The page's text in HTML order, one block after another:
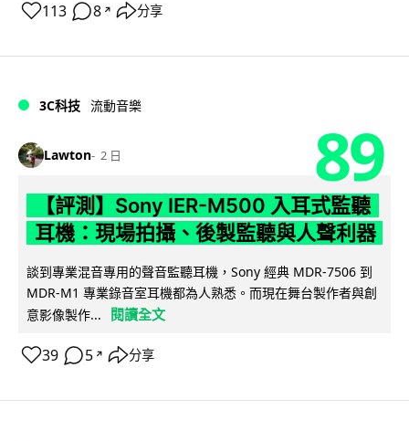
113 8 ↗ 分享
3C科技 流動音樂
Lawton 2 日 89
【評測】Sony IER-M500 入耳式監聽
耳機：現場拍攝、後製監聽與人聲利器
談到專業混音專用的聲音監聽耳機，Sony 經典 MDR-7506 到
MDR-M1 專業錄音室耳機都為人熟悉。而現在舞台製作者與創
意影像製作...
閱讀全文
39 5 ↗ 分享